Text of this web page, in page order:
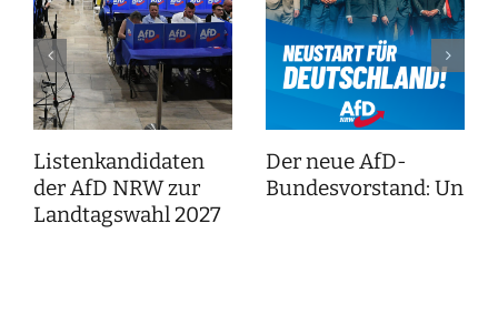
Listenkandidaten
der AfD NRW zur
Landtagswahl 2027
Der neue AfD-
Bundesvorstand: